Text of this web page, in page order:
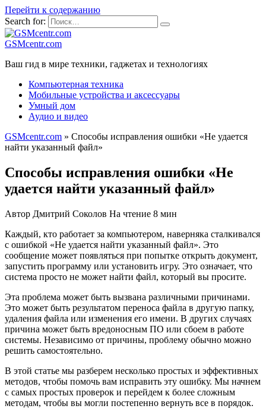
Перейти к содержанию
Search for:
GSMcentr.com
Ваш гид в мире техники, гаджетах и технологиях
Компьютерная техника
Мобильные устройства и аксессуары
Умный дом
Аудио и видео
GSMcentr.com » Способы исправления ошибки «Не удается
найти указанный файл»
Способы исправления ошибки «Не
удается найти указанный файл»
Автор Дмитрий Соколов На чтение 8 мин
Каждый, кто работает за компьютером, наверняка сталкивался
с ошибкой «Не удается найти указанный файл». Это
сообщение может появляться при попытке открыть документ,
запустить программу или установить игру. Это означает, что
система просто не может найти файл, который вы просите.
Эта проблема может быть вызвана различными причинами.
Это может быть результатом переноса файла в другую папку,
удаления файла или изменения его имени. В других случаях
причина может быть вредоносным ПО или сбоем в работе
системы. Независимо от причины, проблему обычно можно
решить самостоятельно.
В этой статье мы разберем несколько простых и эффективных
методов, чтобы помочь вам исправить эту ошибку. Мы начнем
с самых простых проверок и перейдем к более сложным
методам, чтобы вы могли постепенно вернуть все в порядок.